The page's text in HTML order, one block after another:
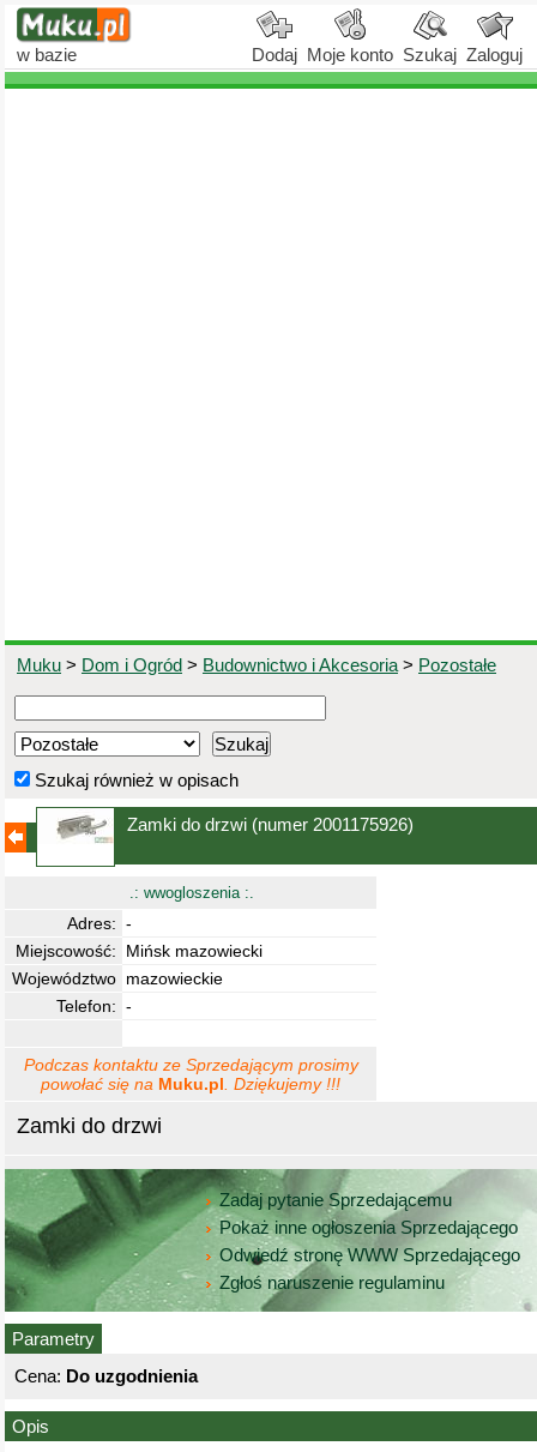
w bazie Dodaj Moje konto Szukaj Zaloguj
Muku > Dom i Ogród > Budownictwo i Akcesoria > Pozostałe
Szukaj również w opisach
Zamki do drzwi (numer 2001175926)
Zamki do drzwi
Zadaj pytanie Sprzedającemu
Pokaż inne ogłoszenia Sprzedającego
Odwiedź stronę WWW Sprzedającego
Zgłoś naruszenie regulaminu
Parametry
Cena: Do uzgodnienia
.: wwogloszenia :.
Adres: -
Miejscowość:
Mińsk mazowiecki
Województwo mazowieckie
Telefon: -
Podczas kontaktu ze Sprzedającym prosimy
powołać się na Muku.pl . Dziękujemy !!!
Opis